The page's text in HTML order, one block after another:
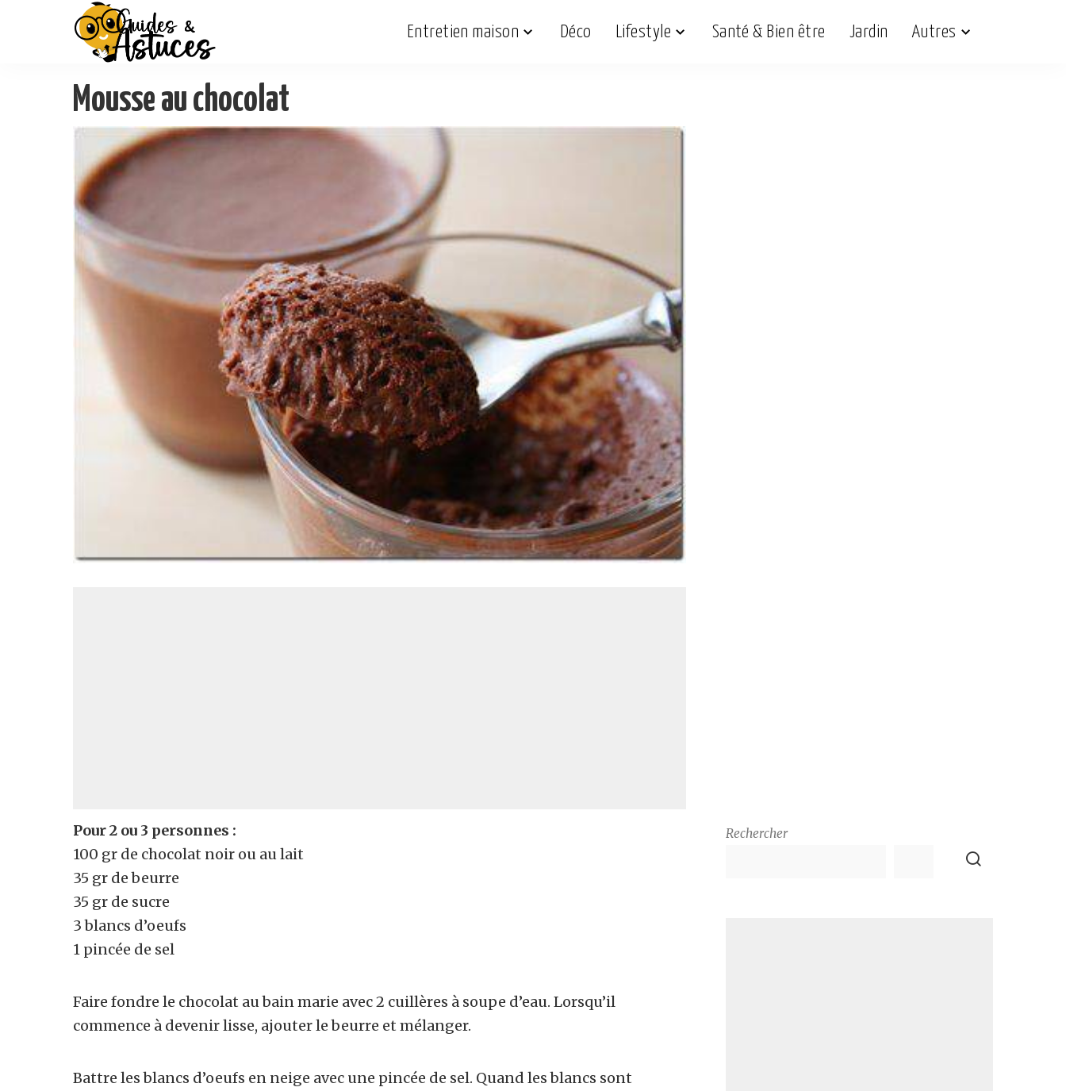
Entretien maison Déco Lifestyle Santé & Bien être Jardin Autres
Mousse au chocolat
Pour 2 ou 3 personnes :
100 gr de chocolat noir ou au lait
35 gr de beurre
35 gr de sucre
3 blancs d’oeufs
1 pincée de sel
Faire fondre le chocolat au bain marie avec 2 cuillères à soupe d’eau. Lorsqu’il
commence à devenir lisse, ajouter le beurre et mélanger.
Battre les blancs d’oeufs en neige avec une pincée de sel. Quand les blancs sont
Rechercher